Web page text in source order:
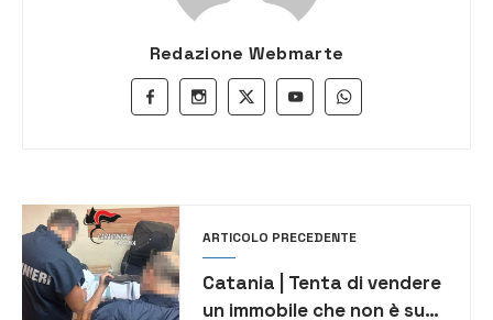
Redazione Webmarte
ARTICOLO PRECEDENTE
Catania | Tenta di vendere
un immobile che non è suo,